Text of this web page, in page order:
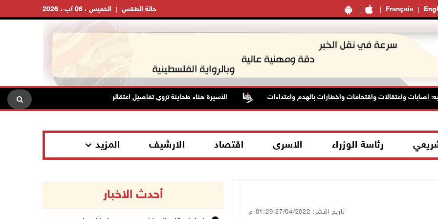
Français الخميس ، 06 آب ، 2026 حالة الطقس
واعتقالات واقتحامات وإخطارات بالهدم واعتداءات الأسيرة هناء طحاينة تروي تفاصيل اعتقالها: حُرمت من وداع أطفالها وتعرضت للإهانة
رئاسة الوزراء الاسرى اقتصاد الارشيف المزيد
تاريخ النشر: 27/04/2022 01:29 م
أحدث الاخبار